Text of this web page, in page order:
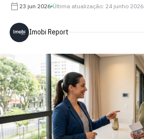
23 jun 2026 Última atualização: 24 junho 2026
Imobi Report